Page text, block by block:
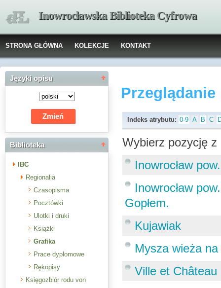
Inowrocławska Biblioteka Cyfrowa
STRONA GŁÓWNA KOLEKCJE KONTAKT
Języki opisu
Biblioteka
IBC
Regionalia
Czasopisma
Pocztówki
Ulotki i druki
Książki
Grafika
Prace dyplomowe
Rękopisy
Księgozbiór rodu von
Indeks atrybutu: 0-9 A B C
Wybierz pozycję
Inowrocław
Inowrocław
Gopłem.
Kujawiak
Mysza wieża
Ville et